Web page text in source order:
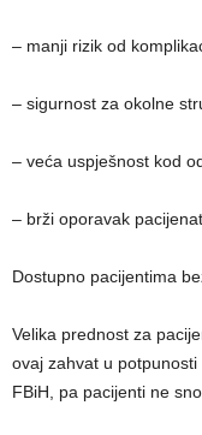
– manji rizik od
– sigurnost za okolne
– veća uspješnost kod
– brži oporavak
Dostupno pacijentima
Velika prednost za
ovaj zahvat u
FBiH, pa pacijenti ne